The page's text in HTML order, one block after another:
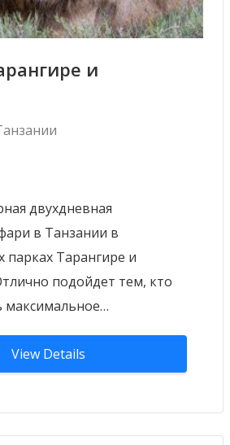
и
двухдневная
в Танзании в
парках Тарангире и
подойдет тем, кто
максимальное…
View Details